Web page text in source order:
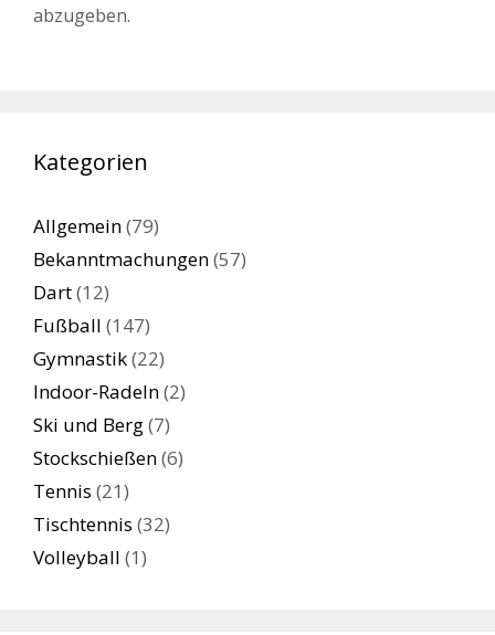
abzugeben.
Kategorien
Allgemein(79)
Bekanntmachungen(57)
Dart(12)
Fußball (147)
Gymnastik(22)
Indoor-Radeln(2)
Ski und Berg(7)
Stockschießen(6)
Tennis (21)
Tischtennis (32)
Volleyball (1)